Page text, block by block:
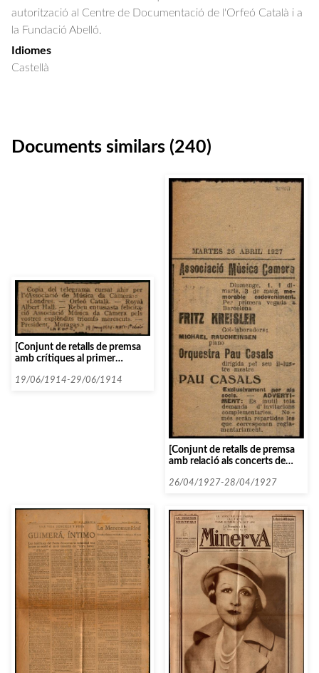
autorització al Centre de Documentació de l'Orfeó Català i a
la Fundació Abelló.
Idiomes
Castellà
Documents similars (240)
[Conjunt de retalls de premsa
amb crítiques al primer
19/06/1914-29/06/1914
[Conjunt de retalls de premsa
amb relació als concerts de
26/04/1927-28/04/1927